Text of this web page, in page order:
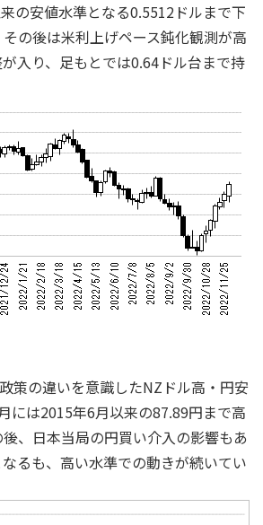
の安値水準となる0.5512ドルまで下
の後は米利上げペース鈍化観測が高
入り、足もとでは0.64ドル台まで持
策の違いを意識したNZドル高・円安
には2015年6月以来の87.89円まで高
、日本当局の円買い介入の影響もあ
るも、高い水準での動きが続いてい